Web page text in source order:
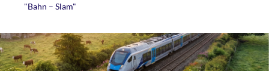
"Bahn – Slam"